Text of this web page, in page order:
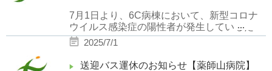
7月1日より、6C病棟において、新型コロナ
ウイルス感染症の陽性者が発生しているた
め、面会を一時的に中止させていただきま
す。
...
2025/7/1
送迎バス運休のお知らせ【薬師山病院】